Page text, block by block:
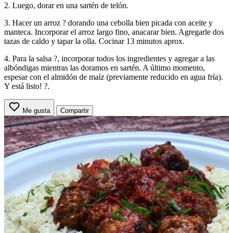
2. Luego, dorar en una sartén de telón.
3. Hacer un arroz ? dorando una cebolla bien picada con aceite y
manteca. Incorporar el arroz largo fino, anacarar bien. Agregarle dos
tazas de caldo y tapar la olla. Cocinar 13 minutos aprox.
4. Para la salsa ?, incorporar todos los ingredientes y agregar a las
albóndigas mientras las doramos en sartén. A último momento,
espesar con el almidón de maíz (previamente reducido en agua fría).
Y está listo! ?.
Me gusta Compartir